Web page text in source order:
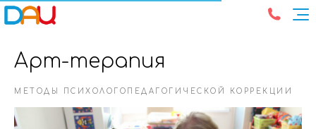
Арт-терапия
МЕТОДЫ ПСИХОЛОГОПЕДАГОГИЧЕСКОЙ КОРРЕКЦИИ